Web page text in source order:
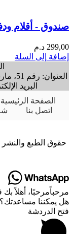
صندوق - أقلام
299,00 د.م
إضافة إلى السلة
العنوان: رقم 51، مارشيه ريفييرا، شارع غاندي، الدار البيضاء 20000
البريد
الصفحة الرئيسية
اتصل بنا
حقوق الطبع والنشر 2026 ديكو مارك آند غيفتس. بواسطة
مرحباًمرحبًا، أهلاً
هل يمكننا مساعدتك؟
فتح الدردشة